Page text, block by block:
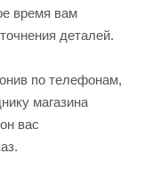
время вам
деталей.
по телефонам,
магазина
вас